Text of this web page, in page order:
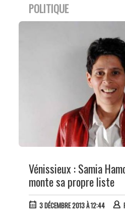
POLITIQUE
Vénissieux : Samia
monte sa propre liste
3 DÉCEMBRE 2013 À 12:44